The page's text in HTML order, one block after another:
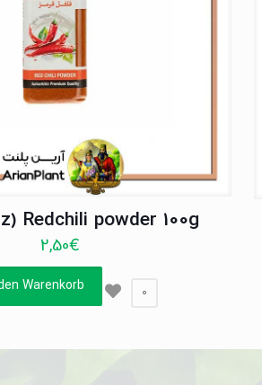
Redchili powder 100g
2,50€
Warenkorb 0